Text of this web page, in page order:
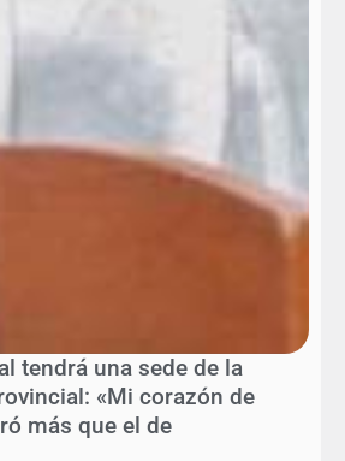
tendrá una sede de la
«Mi corazón de
más que el de